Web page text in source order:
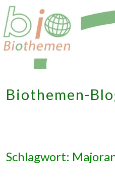
Zum
Inhalt
springen
Biothemen-
Schlagwort: